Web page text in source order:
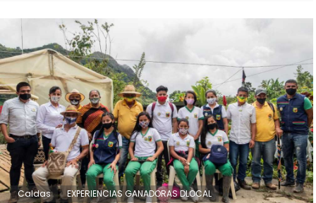
Caldas EXPERIENCIAS GANADORAS DLOCAL